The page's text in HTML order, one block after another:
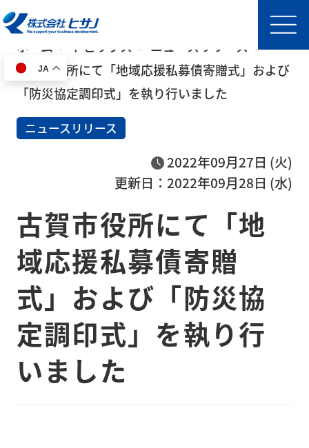
JA
HOME
事
半導
体製
造装
置輸
送
（大
型精
密機
器）
ホーム トピックス
ニュースリリース
古賀市役所にて「地域応援私募債寄贈式」および
「防災協定調印式」を執り行いました
ニュースリリース
2022年09月27日 (火)
更新日：2022年09月28日 (水)
古賀市役所にて「地
域応援私募債寄贈
式」および「防災協
定調印式」を執り行
いました